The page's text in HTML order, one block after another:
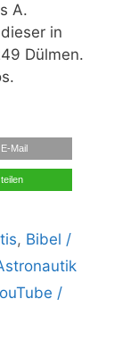
A.
in
Dülmen.
E-Mail
teilen
, Bibel /
/